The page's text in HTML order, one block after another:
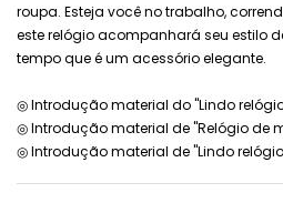
roupa. Esteja você no trabalho,
este relógio acompanhará seu estilo
tempo que é um acessório elegante.
◎ Introdução material do "Lindo relógio
◎ Introdução material de "Relógio de
◎ Introdução material de "Lindo